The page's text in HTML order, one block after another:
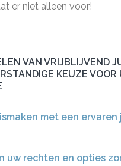
er niet alleen voor!
VAN VRIJBLIJVEND
KEUZE VOOR
met een ervaren
uw rechten en opties